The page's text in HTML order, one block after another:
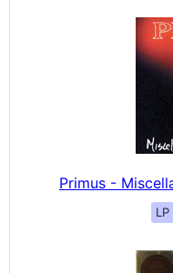
Primus -
LP